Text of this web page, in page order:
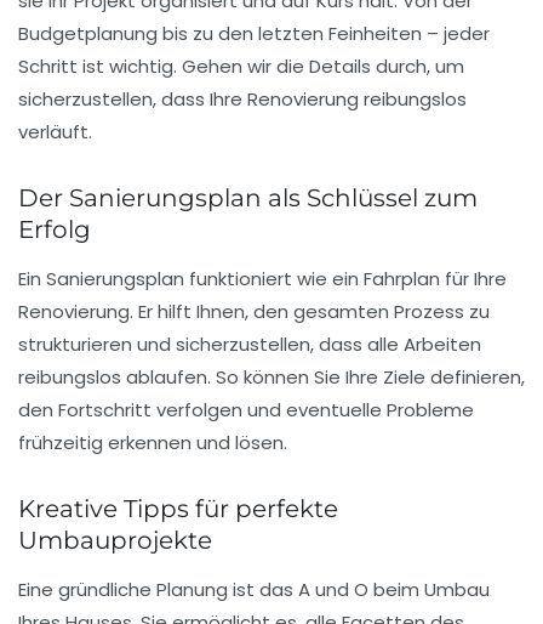
Budgetplanung bis zu den letzten Feinheiten – jeder
Schritt ist wichtig. Gehen wir die Details durch, um
sicherzustellen, dass Ihre Renovierung reibungslos
verläuft.
Der Sanierungsplan als Schlüssel zum
Erfolg
Ein Sanierungsplan funktioniert wie ein Fahrplan für Ihre
Renovierung. Er hilft Ihnen, den gesamten Prozess zu
strukturieren und sicherzustellen, dass alle Arbeiten
reibungslos ablaufen. So können Sie Ihre Ziele definieren,
den Fortschritt verfolgen und eventuelle Probleme
frühzeitig erkennen und lösen.
Kreative Tipps für perfekte
Umbauprojekte
Eine gründliche Planung ist das A und O beim Umbau